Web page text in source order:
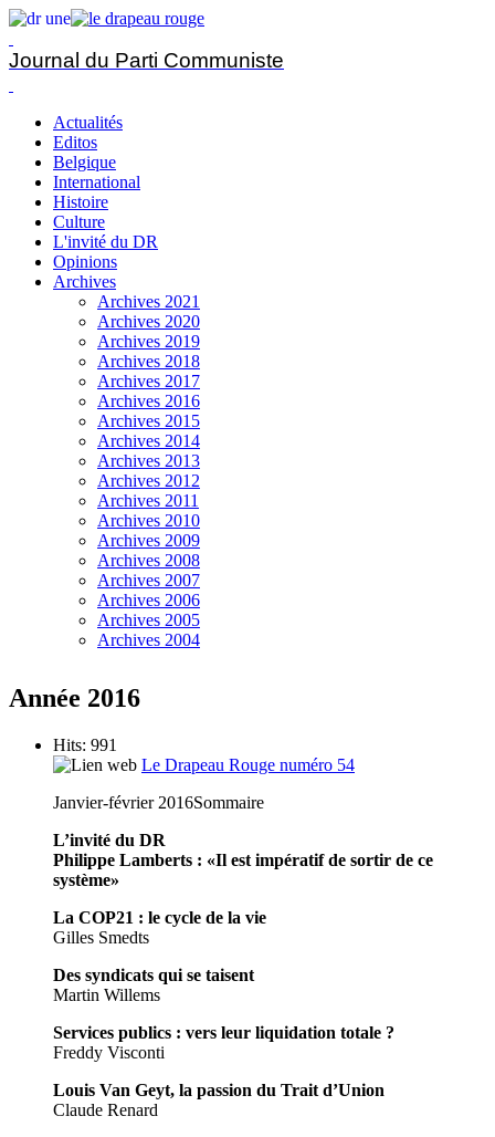
Journal du Parti Communiste
Actualités
Editos
Belgique
International
Histoire
Culture
L'invité du DR
Opinions
Archives
Archives 2021
Archives 2020
Archives 2019
Archives 2018
Archives 2017
Archives 2016
Archives 2015
Archives 2014
Archives 2013
Archives 2012
Archives 2011
Archives 2010
Archives 2009
Archives 2008
Archives 2007
Archives 2006
Archives 2005
Archives 2004
Année 2016
Hits: 991
Le Drapeau Rouge numéro 54
Janvier-février 2016Sommaire
L’invité du DR
Philippe Lamberts : «Il est impératif de sortir de ce
système»
La COP21 : le cycle de la vie
Gilles Smedts
Des syndicats qui se taisent
Martin Willems
Services publics : vers leur liquidation totale ?
Freddy Visconti
Louis Van Geyt, la passion du Trait d’Union
Claude Renard